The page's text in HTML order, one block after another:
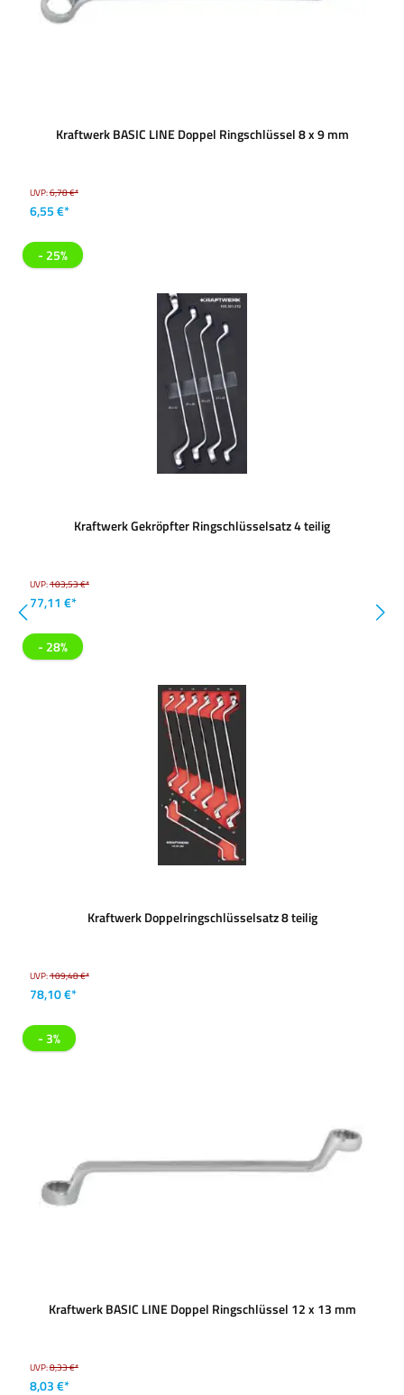
Kraftwerk BASIC LINE Doppel Ringschlüssel 8 x 9 mm
UVP:6,78 €*
6,55 €*
- 25%
Kraftwerk Gekröpfter Ringschlüsselsatz 4 teilig
UVP:103,53 €*
77,11 €*
- 28%
Kraftwerk Doppelringschlüsselsatz 8 teilig
UVP:109,48 €*
78,10 €*
- 3%
Kraftwerk BASIC LINE Doppel Ringschlüssel 12 x 13 mm
UVP:8,33 €*
8,03 €*